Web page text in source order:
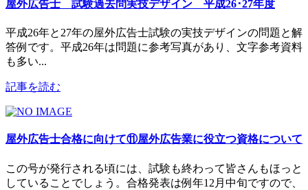
屋外広告士 試験過去問実技デザイン 平成26･27年度
平成26年と27年の屋外広告士試験の実技デザインの問題と解
答例です。平成26年は問題に参考写真があり、文字参考資料
も多い...
記事を読む
屋外広告士合格に向けて⑪屋外広告業に役立つ資格について
この号が発行される頃には、試験も終わって皆さんもほっと
していることでしょう。合格発表は例年12月中旬ですので、